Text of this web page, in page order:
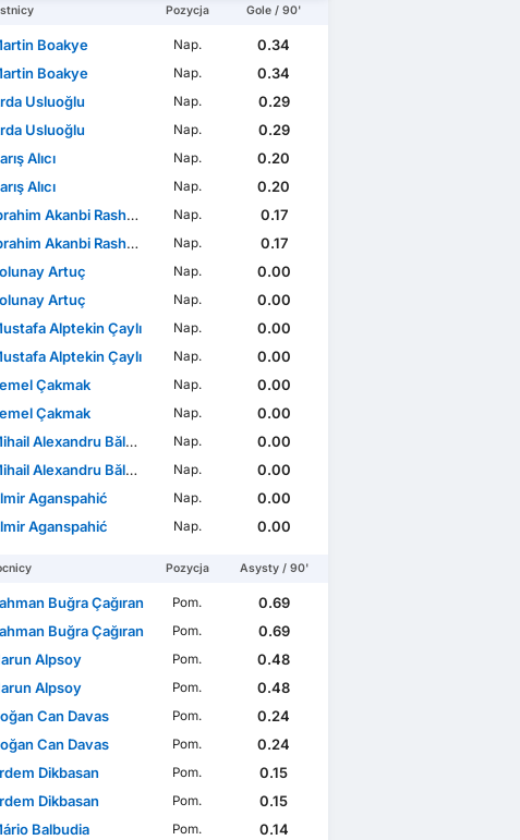
Pozycja Gole / 90'
Boakye Nap.
0.34
Boakye
Nap.
0.34
Usluoğlu
Nap.
0.29
Usluoğlu
Nap.
0.29
Alıcı
Nap.
0.20
Alıcı
Nap.
0.20
Akanbi Rasheed
Nap.
0.17
Akanbi Rasheed
Nap.
0.17
Artuç
Nap.
0.00
Artuç
Nap.
0.00
Alptekin Çaylı
Nap.
0.00
Alptekin Çaylı
Nap.
0.00
Çakmak
Nap.
0.00
Çakmak
Nap.
0.00
Alexandru Băluță
Nap.
0.00
Alexandru Băluță
Nap.
0.00
Aganspahić
Nap.
0.00
Aganspahić
Nap. 0.00
Pozycja Asysty / 90'
Buğra Çağıran Pom.
0.69
Buğra Çağıran
Pom.
0.69
Alpsoy
Pom.
0.48
Alpsoy
Pom.
0.48
Can Davas
Pom.
0.24
Can Davas
Pom.
0.24
Dikbasan
Pom.
0.15
Dikbasan
Pom.
0.15
Balbudia
Pom.
0.14